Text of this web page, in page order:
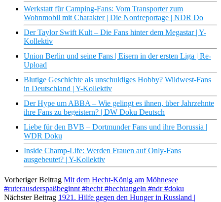
Werkstatt für Camping-Fans: Vom Transporter zum
Wohnmobil mit Charakter | Die Nordreportage | NDR Do
Der Taylor Swift Kult – Die Fans hinter dem Megastar | Y-
Kollektiv
Union Berlin und seine Fans | Eisern in der ersten Liga | Re-
Upload
Blutige Geschichte als unschuldiges Hobby? Wildwest-Fans
in Deutschland | Y-Kollektiv
Der Hype um ABBA – Wie gelingt es ihnen, über Jahrzehnte
ihre Fans zu begeistern? | DW Doku Deutsch
Liebe für den BVB – Dortmunder Fans und ihre Borussia |
WDR Doku
Inside Champ-Life: Werden Frauen auf Only-Fans
ausgebeutet? | Y-Kollektiv
Vorheriger Beitrag Mit dem Hecht-König am Möhnesee
#ruterausderspaßbeginnt #hecht #hechtangeln #ndr #doku
Nächster Beitrag 1921. Hilfe gegen den Hunger in Russland |